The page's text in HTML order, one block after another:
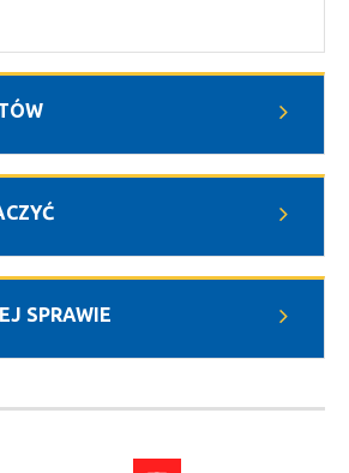
SPRAWIE